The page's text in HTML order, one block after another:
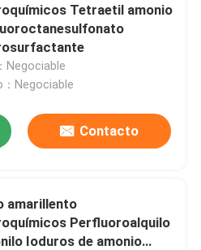
Tetraetil amonio
Negociable
：Negociable
Contacto
amarillento
Perfluoroalquilo
Ioduros de amonio